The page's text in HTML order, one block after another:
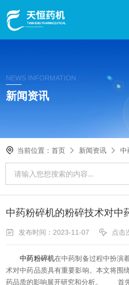
NEWS INFORMATION
新闻资讯
当前位置：首页 新闻资讯 中
中药粉碎机的粉碎技术对中
发布时间：2023-11-07 点击
中药粉碎机在中药制备过程中扮演
术对中药品质具有重要影响。本文将围
药品质的影响展开研究和分析。
首先